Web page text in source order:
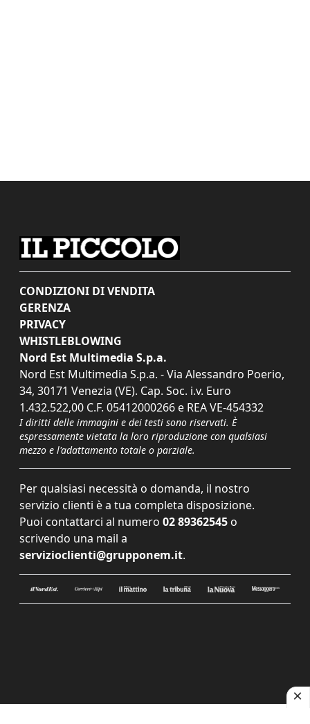
CONDIZIONI DI VENDITA
GERENZA
PRIVACY
WHISTLEBLOWING
Nord Est Multimedia S.p.a.
Nord Est Multimedia S.p.a. - Via Alessandro Poerio,
34, 30171 Venezia (VE). Cap. Soc. i.v. Euro
1.432.522,00 C.F. 05412000266 e REA VE-454332
I diritti delle immagini e dei testi sono riservati. È
espressamente vietata la loro riproduzione con qualsiasi
mezzo e l'adattamento totale o parziale.
Per qualsiasi necessità o domanda, il nostro
servizio clienti è a tua completa disposizione.
Puoi contattarci al numero 02 89362545 o
scrivendo una mail a
servizioclienti@grupponem.it.